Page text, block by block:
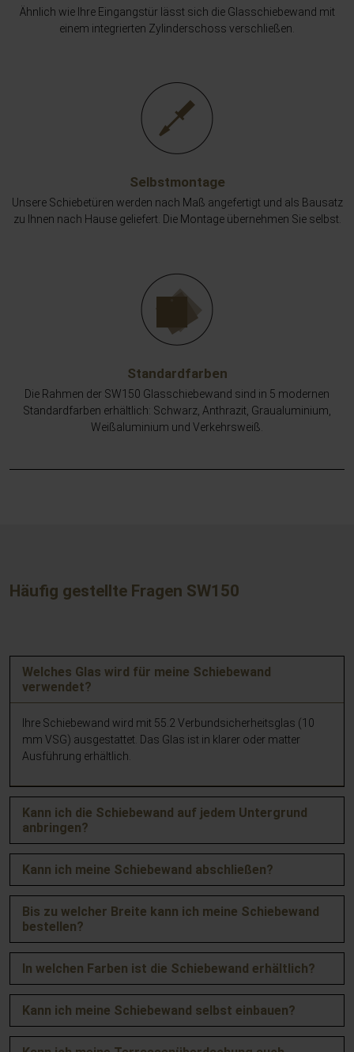
Ähnlich wie Ihre Eingangstür lässt sich die Glasschiebewand mit
einem integrierten Zylinderschoss verschließen.
Selbstmontage
Unsere Schiebetüren werden nach Maß angefertigt und als Bausatz
zu Ihnen nach Hause geliefert. Die Montage übernehmen Sie selbst.
Standardfarben
Die Rahmen der SW150 Glasschiebewand sind in 5 modernen
Standardfarben erhältlich: Schwarz, Anthrazit, Graualuminium,
Weißaluminium und Verkehrsweiß.
Häufig gestellte Fragen SW150
Welches Glas wird für meine Schiebewand
verwendet?
Ihre Schiebewand wird mit 55.2 Verbundsicherheitsglas (10
mm VSG) ausgestattet. Das Glas ist in klarer oder matter
Ausführung erhältlich.
Kann ich die Schiebewand auf jedem Untergrund
anbringen?
Kann ich meine Schiebewand abschließen?
Bis zu welcher Breite kann ich meine Schiebewand
bestellen?
In welchen Farben ist die Schiebewand erhältlich?
Kann ich meine Schiebewand selbst einbauen?